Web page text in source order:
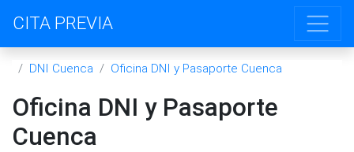
CITA PREVIA
DNI Cuenca Oficina DNI y Pasaporte Cuenca
Oficina DNI y Pasaporte
Cuenca